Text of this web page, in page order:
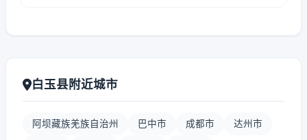
白玉县附近城市
阿坝藏族羌族自治州 巴中市 成都市 达州市